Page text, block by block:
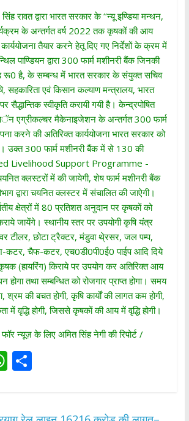
रावत द्वारा भारत सरकार के ‘‘न्यू इण्डिया मन्थन,
के अन्तर्गत वर्ष 2022 तक कृषकों की आय
तैयार करने हेतू दिए गए निर्देशों के क्रम में
पाण्डियन द्वारा 300 फार्म मशीनरी बैंक जिनकी
है, के सम्बन्ध में भारत सरकार के संयुक्त सचिव
सहकारिता एवं किसान कल्याण मन्त्रालय, भारत
सैद्धान्तिक स्वीकृति करायी गयी है। केन्द्रपोषित
एग्रीकल्चर मैकेनाइजेशन के अन्तर्गत 300 फार्म
करने की अतिरिक्त कार्ययोजना भारत सरकार को
उक्त 300 फार्म मशीनरी बैंक में से 130 की
Livelihood Support Programme -
क्लस्टरों में की जायेगी, शेष फार्म मशीनरी बैंक
द्वारा चयनित क्लस्टर में संचालित की जाऐगी।
क्षेत्रों में 80 प्रतिशत अनुदान पर कृषकों को
जायेंगे। स्थानीय स्तर पर उपयोगी कृषि यंत्र
टीलर, छोटा ट्रैक्टर, मंडुवा थे्रसर, जल पम्प,
कटर, चैफ-कटर, एच0डी0पी0ई0 पाईप आदि दिये
(हायरिंग) किराये पर उपयोग कर अतिरिक्त आय
होगा तथा सम्बन्धित को रोजगार प्राप्त होगा। समय
श्रम की बचत होगी, कृषि कार्यों की लागत कम होगी,
में वृद्धि होगी, जिससे कृषकों की आय में वृद्धि होगी।
न्यूज़ के लिए अमित सिंह नेगी की रिपोर्ट /
W S